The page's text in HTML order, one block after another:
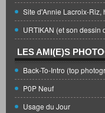
Site d'Annie Lacroix-Riz,
URTIKAN (et son dessin
LES AMI(E)S
Back-To-Intro (top
P0P Neuf
Usage du Jour